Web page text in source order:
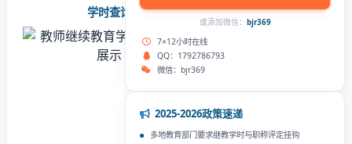
学时查询
或添加微信： bjr369
7×12小时在线
QQ：1792786793
微信：bjr369
2025-2026政策速递
多地教育部门要求继教学时与职称评定挂钩